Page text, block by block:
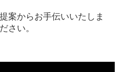
案からお手伝いいたしま
さい。